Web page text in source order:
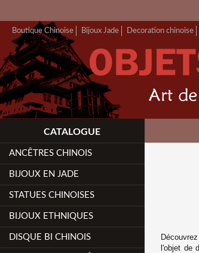
Boutique Chinoise Bijoux Jade Decoration chinoise
CATALOGUE
ANCÊTRES CHINOIS
BIJOUX EN JADE
STATUES CHINOISES
BIJOUX ETHNIQUES
DISQUE BI CHINOIS
l'objet de